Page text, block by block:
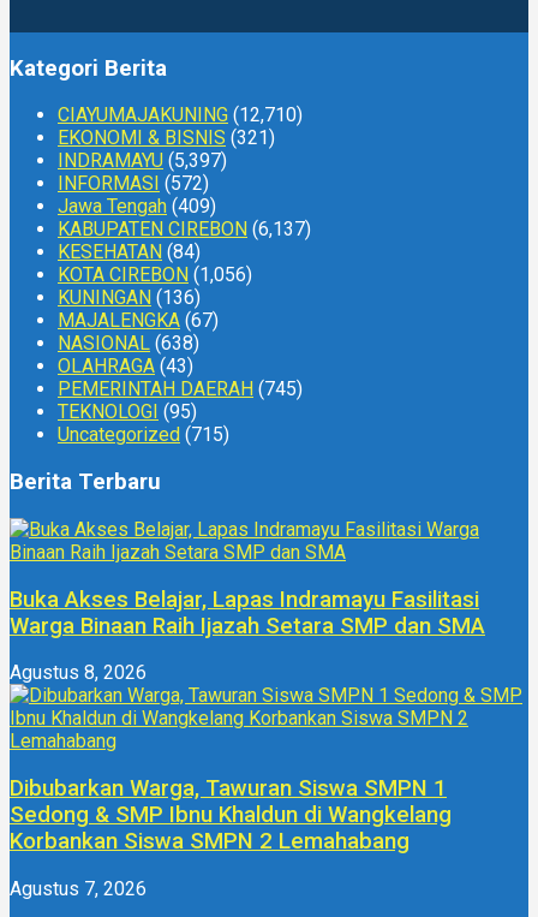
Kategori Berita
CIAYUMAJAKUNING (12,710)
EKONOMI & BISNIS (321)
INDRAMAYU (5,397)
INFORMASI (572)
Jawa Tengah (409)
KABUPATEN CIREBON (6,137)
KESEHATAN (84)
KOTA CIREBON (1,056)
KUNINGAN (136)
MAJALENGKA (67)
NASIONAL (638)
OLAHRAGA (43)
PEMERINTAH DAERAH (745)
TEKNOLOGI (95)
Uncategorized (715)
Berita Terbaru
Buka Akses Belajar, Lapas Indramayu Fasilitasi
Warga Binaan Raih Ijazah Setara SMP dan SMA
Agustus 8, 2026
Dibubarkan Warga, Tawuran Siswa SMPN 1
Sedong & SMP Ibnu Khaldun di Wangkelang
Korbankan Siswa SMPN 2 Lemahabang
Agustus 7, 2026